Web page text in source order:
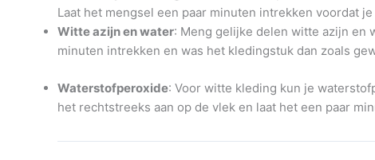
Laat het mengsel een paar minuten intrekken voordat
Witte azijn en water: Meng gelijke delen witte azijn en
minuten intrekken en was het kledingstuk dan zoals
Waterstofperoxide: Voor witte kleding kun je
het rechtstreeks aan op de vlek en laat het een paar